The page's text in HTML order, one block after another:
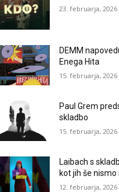
23. februarja, 2026
DEMM
Enega Hita
15. februarja, 2026
Paul Grem
skladbo
15. februarja, 2026
Laibach s
kot jih še nismo
12. februarja, 2026